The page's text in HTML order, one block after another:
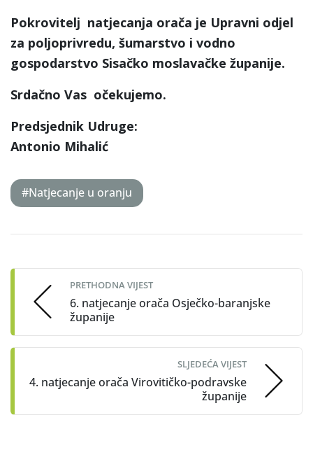
Pokrovitelj natjecanja orača je Upravni odjel
za poljoprivredu, šumarstvo i vodno
gospodarstvo Sisačko moslavačke županije.
Srdačno Vas očekujemo.
Predsjednik Udruge:
Antonio Mihalić
#Natjecanje u oranju
navigation
PRETHODNA VIJEST
6. natjecanje orača Osječko-baranjske
županije
SLJEDEĆA VIJEST
4. natjecanje orača Virovitičko-podravske
županije